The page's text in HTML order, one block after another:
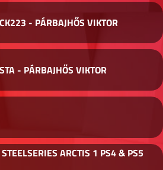
- PÁRBAJHŐS VIKTOR
- PÁRBAJHŐS VIKTOR
ARCTIS 1 PS4 & PS5